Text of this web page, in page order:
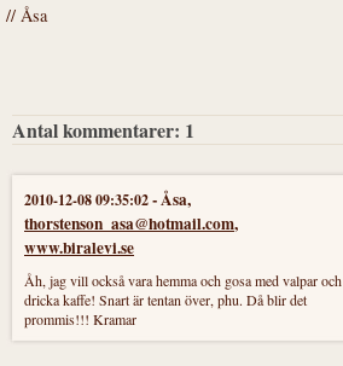
// Åsa
Antal kommentarer: 1
2010-12-08 09:35:02-Åsa,
thorstenson_asa@hotmail.com,
www.biralevi.se
Åh, jag vill också vara hemma och gosa med valpar och
dricka kaffe! Snart är tentan över, phu. Då blir det
prommis!!! Kramar